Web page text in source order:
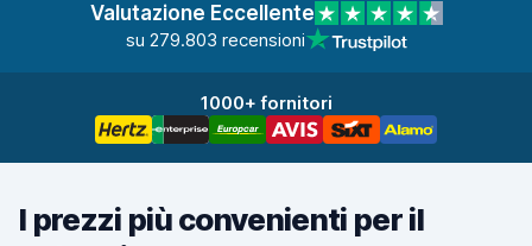
Valutazione Eccellente
su 279.803 recensioni
1000+ fornitori
I prezzi più convenienti per il